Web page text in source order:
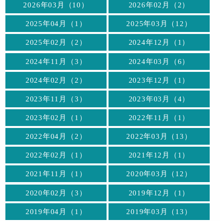
2026年03月（10） 2026年02月（2）
2025年04月（1） 2025年03月（12）
2025年02月（2） 2024年12月（1）
2024年11月（3） 2024年03月（6）
2024年02月（2） 2023年12月（1）
2023年11月（3） 2023年03月（4）
2023年02月（1） 2022年11月（1）
2022年04月（2） 2022年03月（13）
2022年02月（1） 2021年12月（1）
2021年11月（1） 2020年03月（12）
2020年02月（3） 2019年12月（1）
2019年04月（1） 2019年03月（13）